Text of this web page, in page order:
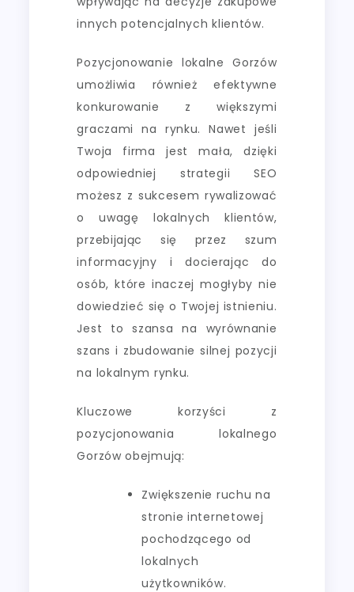
innych potencjalnych klientów.
Pozycjonowanie lokalne Gorzów
umożliwia również efektywne
konkurowanie z większymi
graczami na rynku. Nawet jeśli
Twoja firma jest mała, dzięki
odpowiedniej strategii SEO
możesz z sukcesem rywalizować
o uwagę lokalnych klientów,
przebijając się przez szum
informacyjny i docierając do
osób, które inaczej mogłyby nie
dowiedzieć się o Twojej istnieniu.
Jest to szansa na wyrównanie
szans i zbudowanie silnej pozycji
na lokalnym rynku.
Kluczowe korzyści z
pozycjonowania lokalnego
Gorzów obejmują:
Zwiększenie ruchu na
stronie internetowej
pochodzącego od
lokalnych
użytkowników.